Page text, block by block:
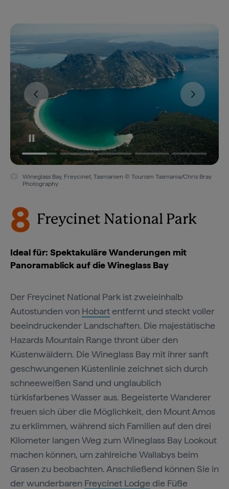
Wineglass Bay, Freycinet, Tasmanien © Tourism Tasmania/Chris Bray
Photography
8 Freycinet National Park
Ideal für: Spektakuläre Wanderungen mit
Panoramablick auf die Wineglass Bay
Der Freycinet National Park ist zweieinhalb
Autostunden von Hobartentfernt und steckt voller
beeindruckender Landschaften. Die majestätische
Hazards Mountain Range thront über den
Küstenwäldern. Die Wineglass Bay mit ihrer sanft
geschwungenen Küstenlinie zeichnet sich durch
schneeweißen Sand und unglaublich
türkisfarbenes Wasser aus. Begeisterte Wanderer
freuen sich über die Möglichkeit, den Mount Amos
zu erklimmen, während sich Familien auf den drei
Kilometer langen Weg zum Wineglass Bay Lookout
machen können, um zahlreiche Wallabys beim
Grasen zu beobachten. Anschließend können Sie in
der wunderbaren Freycinet Lodge die Füße